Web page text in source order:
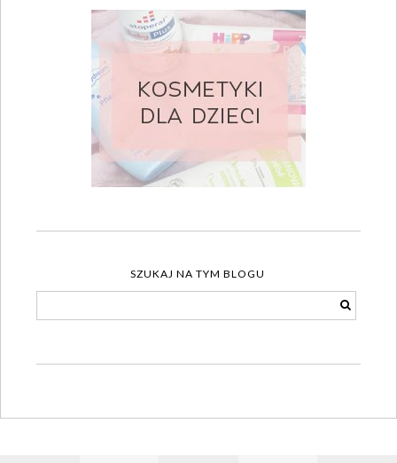
SZUKAJ NA TYM BLOGU